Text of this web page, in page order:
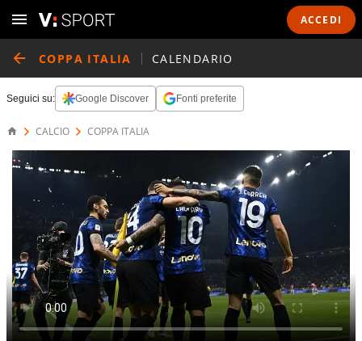
ACCEDI
COPPA ITALIA CALENDARIO
Seguici su: Google Discover Fonti preferite
CALCIO COPPA ITALIA